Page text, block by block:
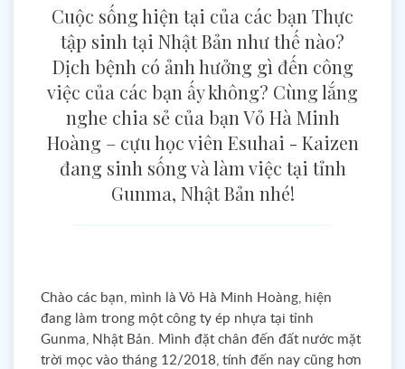
Cuộc sống hiện tại của các bạn Thực
tập sinh tại Nhật Bản như thế nào?
Dịch bệnh có ảnh hưởng gì đến công
việc của các bạn ấy không? Cùng lắng
nghe chia sẻ của bạn Vỏ Hà Minh
Hoàng – cựu học viên Esuhai - Kaizen
đang sinh sống và làm việc tại tỉnh
Gunma, Nhật Bản nhé!
Chào các bạn, mình là Vỏ Hà Minh Hoàng, hiện
đang làm trong một công ty ép nhựa tại tỉnh
Gunma, Nhật Bản. Mình đặt chân đến đất nước mặt
trời mọc vào tháng 12/2018, tính đến nay cũng hơn